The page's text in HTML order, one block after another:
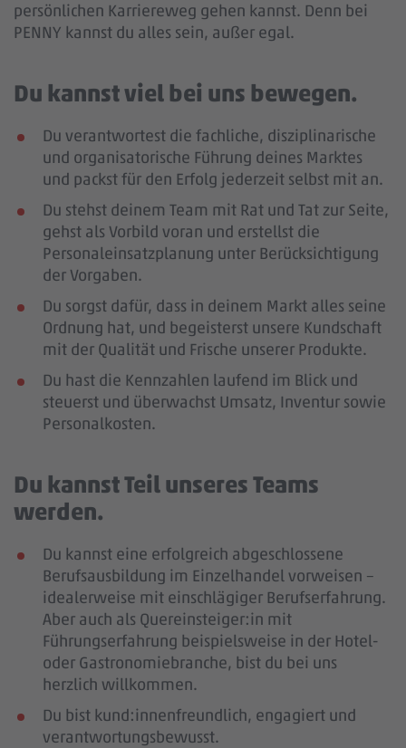
persönlichen Karriereweg gehen kannst. Denn bei
PENNY kannst du alles sein, außer egal.
Du kannst viel bei uns bewegen.
Du verantwortest die fachliche, disziplinarische
und organisatorische Führung deines Marktes
und packst für den Erfolg jederzeit selbst mit an.
Du stehst deinem Team mit Rat und Tat zur Seite,
gehst als Vorbild voran und erstellst die
Personaleinsatzplanung unter Berücksichtigung
der Vorgaben.
Du sorgst dafür, dass in deinem Markt alles seine
Ordnung hat, und begeisterst unsere Kundschaft
mit der Qualität und Frische unserer Produkte.
Du hast die Kennzahlen laufend im Blick und
steuerst und überwachst Umsatz, Inventur sowie
Personalkosten.
Du kannst Teil unseres Teams
werden.
Du kannst eine erfolgreich abgeschlossene
Berufsausbildung im Einzelhandel vorweisen –
idealerweise mit einschlägiger Berufserfahrung.
Aber auch als Quereinsteiger:in mit
Führungserfahrung beispielsweise in der Hotel-
oder Gastronomiebranche, bist du bei uns
herzlich willkommen.
Du bist kund:innenfreundlich, engagiert und
verantwortungsbewusst.